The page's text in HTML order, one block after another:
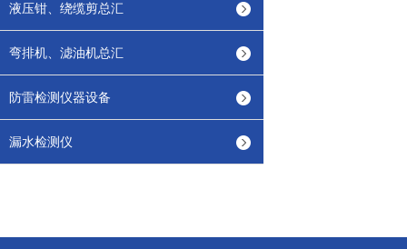
液压钳、绕缆剪总汇
弯排机、滤油机总汇
防雷检测仪器设备
漏水检测仪